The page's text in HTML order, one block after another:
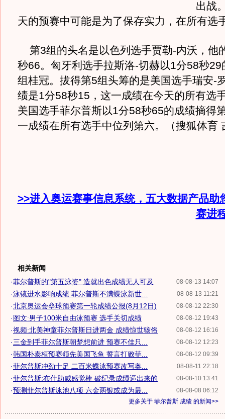
出战
天的预赛中可能是为了保存实力，在所有选
第3组的头名是以色列选手贾勒-内沃，他
秒66。匈牙利选手拉斯洛-切赫以1分58秒29
组桂冠。拔得第5组头筹的是美国选手瑞安-
绩是1分58秒15，这一成绩在今天的所有选
美国选手菲尔普斯以1分58秒65的成绩摘得
一成绩在所有选手中位列第六。（搜狐体育
>>进入奥运赛事信息系统，五大数据产品助
赛进
相关新闻
08-08-13 14:07
·菲尔普斯的"第五泳姿" 造就出色成绩无人可及
08-08-13 11:21
·泳镜进水影响成绩 菲尔普斯不满蝶泳新世...
08-08-12 22:30
·北京奥运会垒球预赛第一轮成绩公报(8月12日)
08-08-12 19:43
·图文:男子100米自由泳预赛 选手关切成绩
08-08-12 16:16
·视频:北美神童菲尔普斯日进两金 成绩惊世骇俗
08-08-12 12:23
·三金到手菲尔普斯朝梦想前进 预赛不佳只...
08-08-12 09:39
·韩国朴泰桓预赛领先美国飞鱼 誓言打败菲...
08-08-11 22:18
·菲尔普斯冲劲十足 二百米蝶泳预赛改写奥...
08-08-10 13:41
·菲尔普斯:布什助威感觉棒 破纪录成绩逼出来的
08-08-08 06:12
·预测菲尔普斯泳池八项 六金两银或成为最...
更多关于 菲尔普斯 成绩 的新闻>>